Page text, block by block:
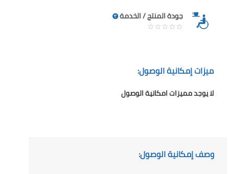
جودة المنتج / الخدمة
ميزات إمكانية الوصول:
لا يوجد مميزات امكانية الوصول
وصف إمكانية الوصول: